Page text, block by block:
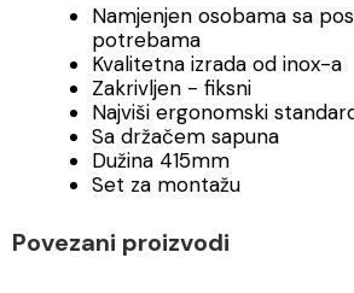
Namjenjen osobama sa
potrebama
Kvalitetna izrada od inox-a
Zakrivljen - fiksni
Najviši ergonomski
Sa držačem sapuna
Dužina 415mm
Set za montažu
Povezani proizvodi